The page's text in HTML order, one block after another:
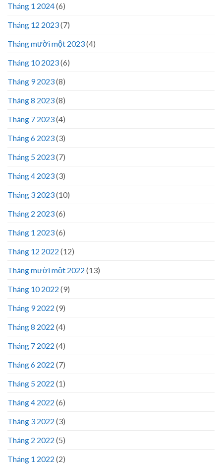
Tháng 1 2024(6)
Tháng 12 2023(7)
Tháng mười một 2023(4)
Tháng 10 2023(6)
Tháng 9 2023(8)
Tháng 8 2023(8)
Tháng 7 2023(4)
Tháng 6 2023(3)
Tháng 5 2023(7)
Tháng 4 2023(3)
Tháng 3 2023(10)
Tháng 2 2023(6)
Tháng 1 2023(6)
Tháng 12 2022 (12)
Tháng mười một 2022 (13)
Tháng 10 2022 (9)
Tháng 9 2022 (9)
Tháng 8 2022 (4)
Tháng 7 2022 (4)
Tháng 6 2022 (7)
Tháng 5 2022 (1)
Tháng 4 2022 (6)
Tháng 3 2022 (3)
Tháng 2 2022 (5)
Tháng 1 2022 (2)